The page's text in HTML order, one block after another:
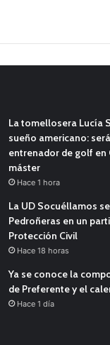
La tomellosera Lucía
sueño americano:
entrenador de golf en
máster
Hace 1 hora
La UD Socuéllamos
Pedroñeras en un
Protección Civil
Hace 18 horas
Ya se conoce la
de Preferente y el
Hace 1 día